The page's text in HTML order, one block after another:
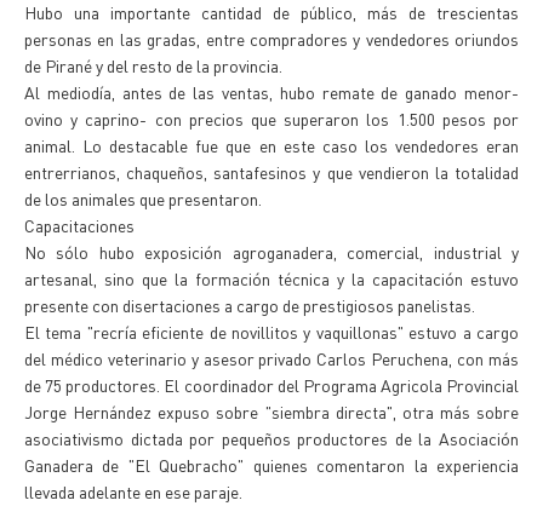
Hubo una importante cantidad de público, más de trescientas
personas en las gradas, entre compradores y vendedores oriundos
de Pirané y del resto de la provincia.
Al mediodía, antes de las ventas, hubo remate de ganado menor-
ovino y caprino- con precios que superaron los 1.500 pesos por
animal. Lo destacable fue que en este caso los vendedores eran
entrerrianos, chaqueños, santafesinos y que vendieron la totalidad
de los animales que presentaron.
Capacitaciones
No sólo hubo exposición agroganadera, comercial, industrial y
artesanal, sino que la formación técnica y la capacitación estuvo
presente con disertaciones a cargo de prestigiosos panelistas.
El tema "recría eficiente de novillitos y vaquillonas" estuvo a cargo
del médico veterinario y asesor privado Carlos Peruchena, con más
de 75 productores. El coordinador del Programa Agricola Provincial
Jorge Hernández expuso sobre "siembra directa", otra más sobre
asociativismo dictada por pequeños productores de la Asociación
Ganadera de "El Quebracho" quienes comentaron la experiencia
llevada adelante en ese paraje.